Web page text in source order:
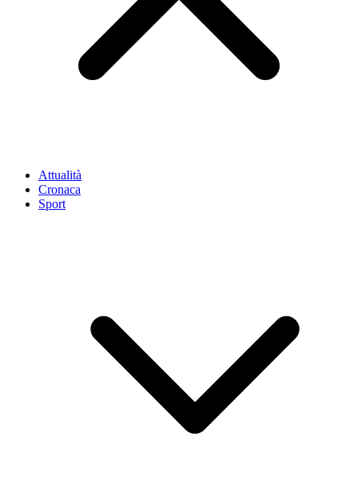
Attualità
Cronaca
Sport